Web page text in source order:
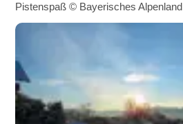
Pistenspaß © Bayerisches Alpenland